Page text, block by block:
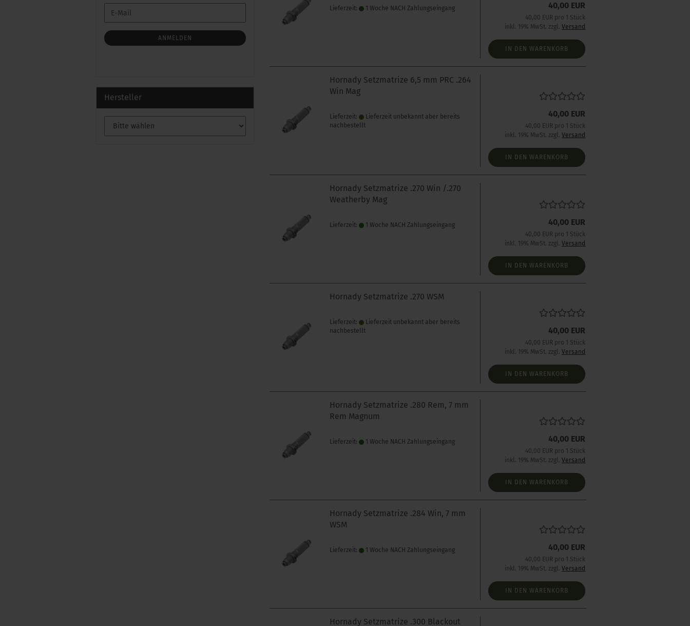
Lieferzeit: 1 Woche NACH Zahlungseingang 40,00 EUR
40,00 EUR pro 1 Stück
inkl. 19% MwSt. zzgl.Versand
IN DEN WARENKORB
Hornady Setzmatrize 6,5 mm PRC .264
Win Mag
Lieferzeit:
Lieferzeit unbekannt aber bereits
nachbestellt
40,00 EUR
40,00 EUR pro 1 Stück
inkl. 19% MwSt. zzgl.Versand
IN DEN WARENKORB
Hornady Setzmatrize .270 Win /.270
Weatherby Mag
Lieferzeit: 1 Woche NACH Zahlungseingang 40,00 EUR
40,00 EUR pro 1 Stück
inkl. 19% MwSt. zzgl.Versand
IN DEN WARENKORB
Hornady Setzmatrize .270 WSM
Lieferzeit:
Lieferzeit unbekannt aber bereits
nachbestellt
40,00 EUR
40,00 EUR pro 1 Stück
inkl. 19% MwSt. zzgl.Versand
IN DEN WARENKORB
Hornady Setzmatrize .280 Rem, 7 mm
Rem Magnum
Lieferzeit: 1 Woche NACH Zahlungseingang 40,00 EUR
40,00 EUR pro 1 Stück
inkl. 19% MwSt. zzgl.Versand
IN DEN WARENKORB
Hornady Setzmatrize .284 Win, 7 mm
WSM
Lieferzeit: 1 Woche NACH Zahlungseingang 40,00 EUR
40,00 EUR pro 1 Stück
inkl. 19% MwSt. zzgl.Versand
IN DEN WARENKORB
Hornady Setzmatrize .300 Blackout
ZUR
ANMELDUNG
E-
Mail
ANMELDEN
Hersteller